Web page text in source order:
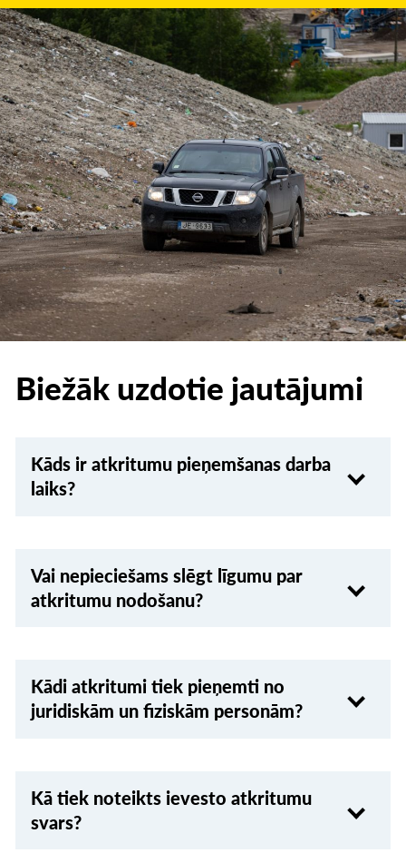
Biežāk uzdotie jautājumi
Kāds ir atkritumu pieņemšanas darba
laiks?
Vai nepieciešams slēgt līgumu par
atkritumu nodošanu?
Kādi atkritumi tiek pieņemti no
juridiskām un fiziskām personām?
Kā tiek noteikts ievesto atkritumu
svars?